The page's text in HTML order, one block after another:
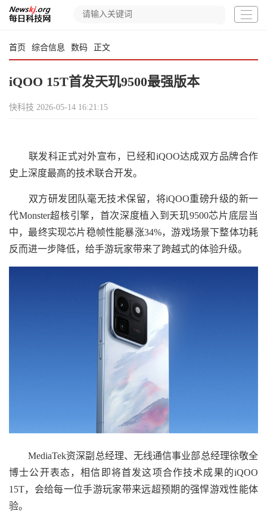
首页 综合信息 数码 正文
iQOO 15T首发天玑9500最强版本
快科技 2026-05-14 16:21:15
联发科正式对外宣布，已经和iQOO达成双方品牌合作
史上深度最高的技术联合开发。
双方研发团队毫无技术保留，将iQOO重磅升级的新一
代Monster超核引擎，首次深度植入到天玑9500芯片底层当
中，最终实现芯片稳帧性能暴涨34%，游戏场景下整体功耗
反而进一步降低，给手游玩家带来了跨越式的体验升级。
MediaTek资深副总经理、无线通信事业部总经理徐敬全
博士公开表态，相信即将首发这项合作技术成果的iQOO
15T，会给每一位手游玩家带来远超预期的强悍游戏性能体
验。